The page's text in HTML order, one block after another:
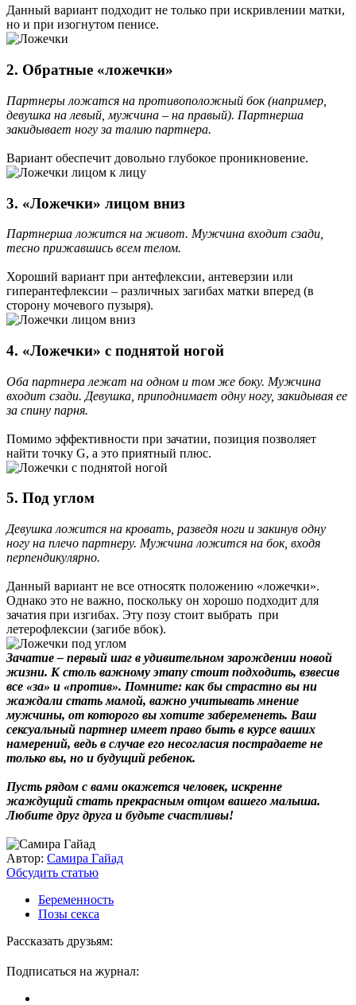
Данный вариант подходит не только при искривлении матки,
но и при изогнутом пенисе.
2. Обратные «ложечки»
Партнеры ложатся на противоположный бок (например,
девушка на левый, мужчина – на правый). Партнерша
закидывает ногу за талию партнера.
Вариант обеспечит довольно глубокое проникновение.
3. «Ложечки» лицом вниз
Партнерша ложится на живот. Мужчина входит сзади,
тесно прижавшись всем телом.
Хороший вариант при антефлексии, антеверзии или
гиперантефлексии – различных загибах матки вперед (в
сторону мочевого пузыря).
4. «Ложечки» с поднятой ногой
Оба партнера лежат на одном и том же боку. Мужчина
входит сзади. Девушка, приподнимает одну ногу, закидывая ее
за спину парня.
Помимо эффективности при зачатии, позиция позволяет
найти точку G, а это приятный плюс.
5. Под углом
Девушка ложится на кровать, разведя ноги и закинув одну
ногу на плечо партнеру. Мужчина ложится на бок, входя
перпендикулярно.
Данный вариант не все относятк положению «ложечки».
Однако это не важно, поскольку он хорошо подходит для
зачатия при изгибах. Эту позу стоит выбрать при
летерофлексии (загибе вбок).
Зачатие – первый шаг в удивительном зарождении новой
жизни. К столь важному этапу стоит подходить, взвесив
все «за» и «против». Помните: как бы страстно вы ни
жаждали стать мамой, важно учитывать мнение
мужчины, от которого вы хотите забеременеть. Ваш
сексуальный партнер имеет право быть в курсе ваших
намерений, ведь в случае его несогласия пострадаете не
только вы, но и будущий ребенок.
Пусть рядом с вами окажется человек, искренне
жаждущий стать прекрасным отцом вашего малыша.
Любите друг друга и будьте счастливы!
Автор: Самира Гайад
Обсудить статью
Беременность
Позы секса
Рассказать друзьям:
Подписаться на журнал: